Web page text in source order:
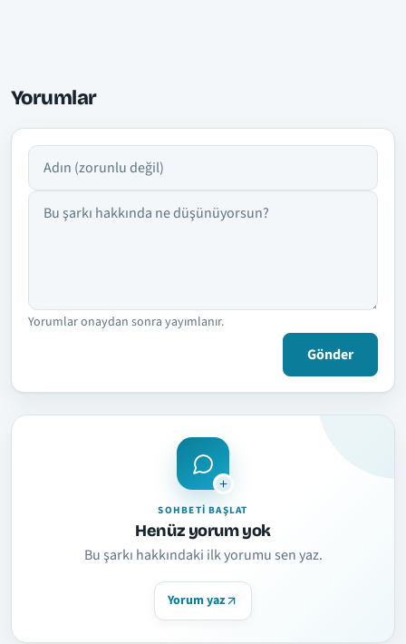
Yorumlar
Adın
Yorumun
Yorumlar onaydan sonra yayımlanır.
Gönder
SOHBETI BAŞLAT
Henüz yorum yok
Bu şarkı hakkındaki ilk yorumu sen yaz.
Yorum yaz